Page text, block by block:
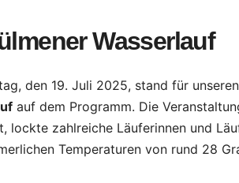
Wasserlauf
den 19. Juli 2025, stand für
auf dem Programm. Die
lockte zahlreiche Läuferinnen und
Temperaturen von rund 28